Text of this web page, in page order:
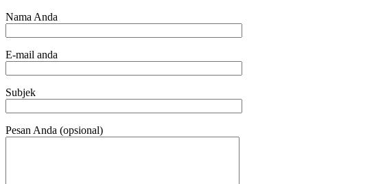
Nama Anda
E-mail anda
Subjek
Pesan Anda (opsional)